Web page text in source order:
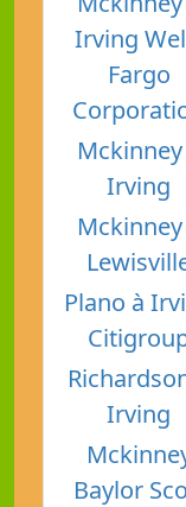
Irving
Fargo
Mckinney
Irving
Mckinney
Plano à
Irving
Baylor